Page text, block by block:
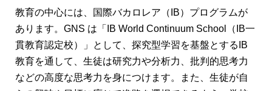
教育の中心には、国際バカロレア（IB）プログラムが
あります。GNS は「IB World Continuum School（IB一
貫教育認定校）」として、探究型学習を基盤とするIB
教育を通して、生徒は研究力や分析力、批判的思考力
などの高度な思考力を身につけます。また、生徒が自